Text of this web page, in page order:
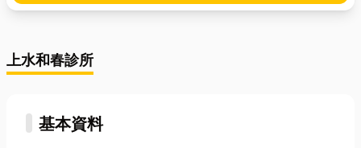
上水和春診所
基本資料